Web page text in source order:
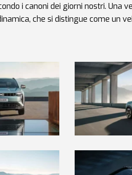
i canoni dei giorni nostri. Una
che si distingue come un